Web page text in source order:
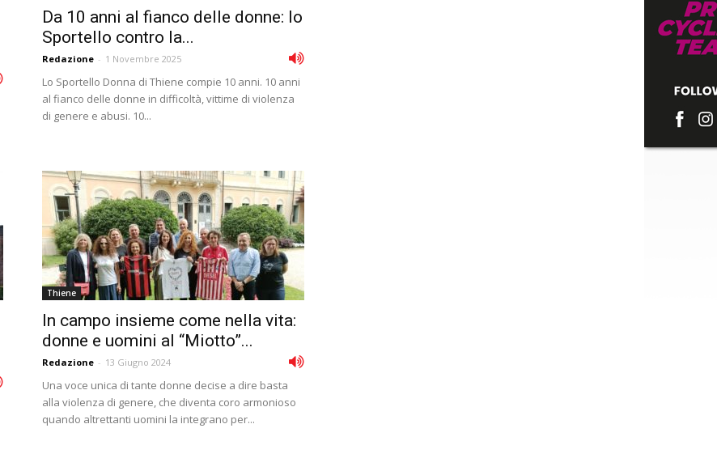
Da 10 anni al fianco delle donne: lo
Sportello contro la...
Redazione - 1 Novembre 2025
Lo Sportello Donna di Thiene compie 10 anni. 10 anni
al fianco delle donne in difficoltà, vittime di violenza
di genere e abusi. 10...
Thiene
In campo insieme come nella vita:
donne e uomini al “Miotto”...
Redazione - 13 Giugno 2024
Una voce unica di tante donne decise a dire basta
alla violenza di genere, che diventa coro armonioso
quando altrettanti uomini la integrano per...